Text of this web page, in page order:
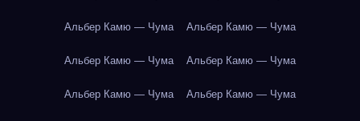
Альбер Камю — Чума Альбер Камю — Чума
Альбер Камю — Чума Альбер Камю — Чума
Альбер Камю — Чума Альбер Камю — Чума